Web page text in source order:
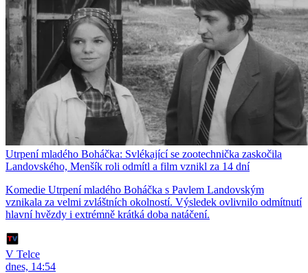
Utrpení mladého Boháčka: Svlékající se zootechnička zaskočila
Landovského, Menšík roli odmítl a film vznikl za 14 dní
Komedie Utrpení mladého Boháčka s Pavlem Landovským
vznikala za velmi zvláštních okolností. Výsledek ovlivnilo odmítnutí
hlavní hvězdy i extrémně krátká doba natáčení.
V Telce
dnes, 14:54